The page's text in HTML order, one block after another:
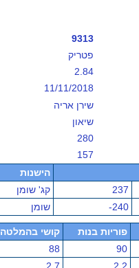
9313
פטריק
2.84
11/11/2018
שירן אריה
שיאון
280
157
הישנות
237 קג' שומן
-240 שומן
פוריות בנות קושי בהמלטה
90
88